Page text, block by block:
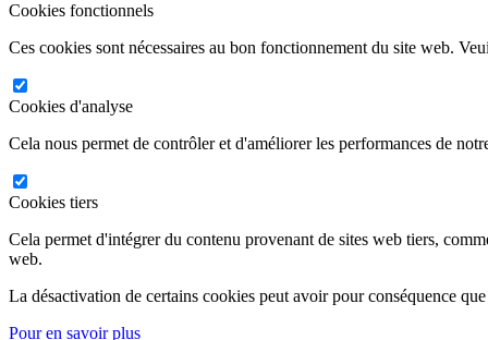
Cookies fonctionnels
Ces cookies sont nécessaires au bon fonctionnement du site web.
Cookies d'analyse
Cela nous permet de contrôler et d'améliorer les performances de
Cookies tiers
Cela permet d'intégrer du contenu provenant de sites web tiers,
web.
La désactivation de certains cookies peut avoir pour conséquence
Pour en savoir plus